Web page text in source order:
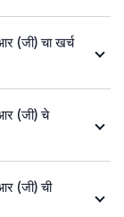
(जी) चा खर्च
(जी) चे
(जी) ची